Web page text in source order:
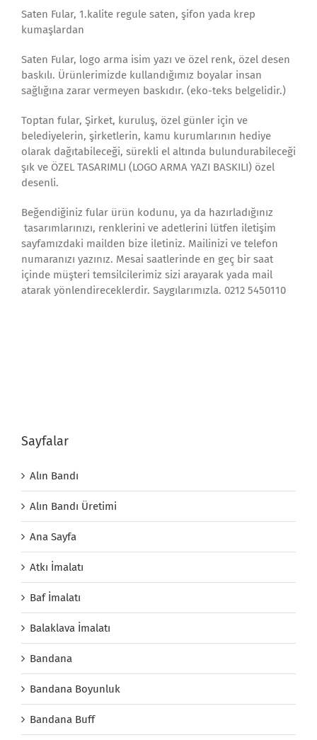
Saten Fular, 1.kalite regule saten, şifon yada krep
kumaşlardan
Saten Fular, logo arma isim yazı ve özel renk, özel desen
baskılı. Ürünlerimizde kullandığımız boyalar insan
sağlığına zarar vermeyen baskıdır. (eko-teks belgelidir.)
Toptan fular, Şirket, kuruluş, özel günler için ve
belediyelerin, şirketlerin, kamu kurumlarının hediye
olarak dağıtabileceği, sürekli el altında bulundurabileceği
şık ve ÖZEL TASARIMLI (LOGO ARMA YAZI BASKILI) özel
desenli.
Beğendiğiniz fular ürün kodunu, ya da hazırladığınız
tasarımlarınızı, renklerini ve adetlerini lütfen iletişim
sayfamızdaki mailden bize iletiniz. Mailinizi ve telefon
numaranızı yazınız. Mesai saatlerinde en geç bir saat
içinde müşteri temsilcilerimiz sizi arayarak yada mail
atarak yönlendireceklerdir. Saygılarımızla. 0212 5450110
Sayfalar
Alın Bandı
Alın Bandı Üretimi
Ana Sayfa
Atkı İmalatı
Baf İmalatı
Balaklava İmalatı
Bandana
Bandana Boyunluk
Bandana Buff